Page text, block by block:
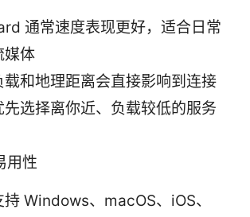
通常速度表现更好，适合日常
媒体
载和地理距离会直接影响到连接
先选择离你近、负载较低的服务
用性
Windows、macOS、iOS、